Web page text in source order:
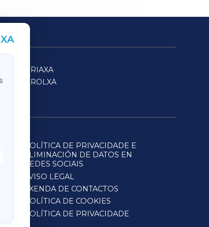
SARRIAXA
FERROLXA
POLÍTICA DE PRIVACIDADE E
ELIMINACIÓN DE DATOS EN
REDES SOCIAIS
AVISO LEGAL
AXENDA DE CONTACTOS
POLÍTICA DE COOKIES
POLÍTICA DE PRIVACIDADE